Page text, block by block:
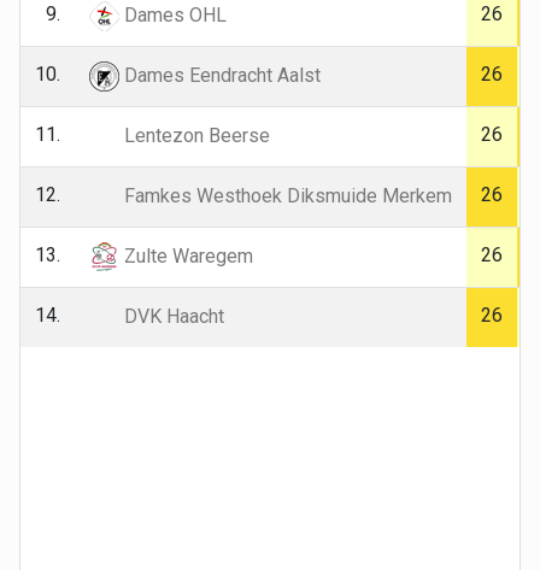
9. Dames OHL 26
10. Dames Eendracht Aalst 26
11. Lentezon Beerse 26
12. Famkes Westhoek Diksmuide Merkem 26
13. Zulte Waregem 26
14. DVK Haacht 26